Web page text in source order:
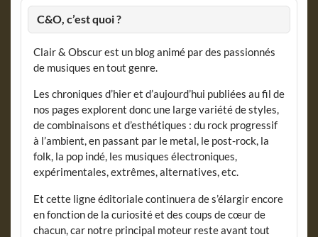
C&O, c’est quoi ?
Clair & Obscur est un blog animé par des passionnés
de musiques en tout genre.
Les chroniques d’hier et d’aujourd’hui publiées au fil de
nos pages explorent donc une large variété de styles,
de combinaisons et d’esthétiques : du rock progressif
à l’ambient, en passant par le metal, le post-rock, la
folk, la pop indé, les musiques électroniques,
expérimentales, extrêmes, alternatives, etc.
Et cette ligne éditoriale continuera de s’élargir encore
en fonction de la curiosité et des coups de cœur de
chacun, car notre principal moteur reste avant tout